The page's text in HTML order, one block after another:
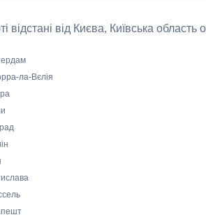
відстані від Києва, Київська
ла-Вєлія